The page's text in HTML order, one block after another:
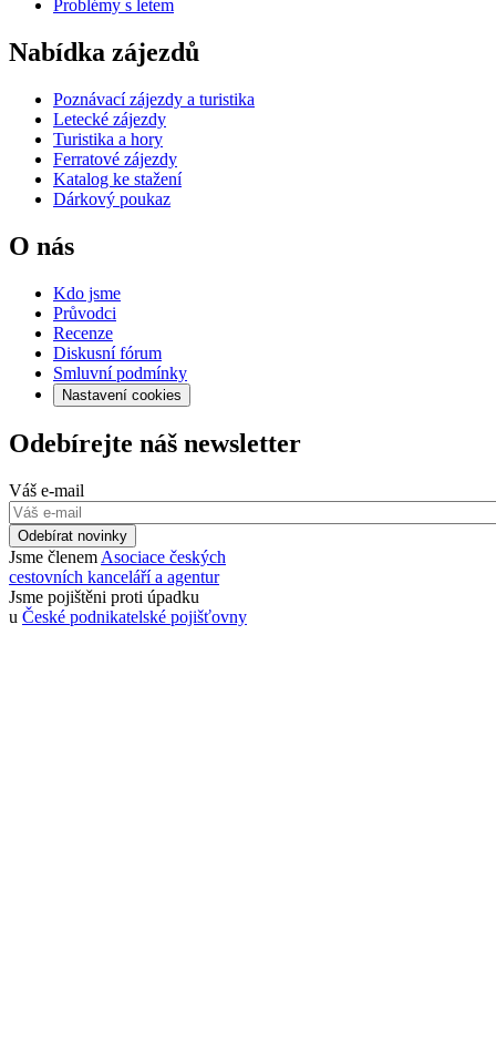
Problémy s letem
Nabídka zájezdů
Poznávací zájezdy a turistika
Letecké zájezdy
Turistika a hory
Ferratové zájezdy
Katalog ke stažení
Dárkový poukaz
O nás
Kdo jsme
Průvodci
Recenze
Diskusní fórum
Smluvní podmínky
Nastavení cookies
Odebírejte náš newsletter
Váš e-mail
Odebírat novinky
Jsme členem Asociace českých
cestovních kanceláří a agentur
Jsme pojištěni proti úpadku
u České podnikatelské pojišťovny